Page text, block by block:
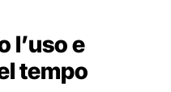
l’uso e
tempo